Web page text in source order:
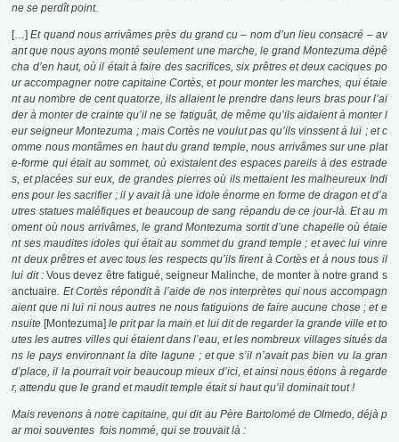
ne se perdît point.
[…] Et quand nous arrivâmes près du grand cu – nom d’un lieu consacré – av
ant que nous ayons monté seulement une marche, le grand Montezuma dépê
cha d’en haut, où il était à faire des sacrifices, six prêtres et deux caciques po
ur accompagner notre capitaine Cortès, et pour monter les marches, qui étaie
nt au nombre de cent quatorze, ils allaient le prendre dans leurs bras pour l’ai
der à monter de crainte qu’il ne se fatiguât, de même qu’ils aidaient à monter l
eur seigneur Montezuma ; mais Cortès ne voulut pas qu’ils vinssent à lui ; et c
omme nous montâmes en haut du grand temple, nous arrivâmes sur une plat
e-forme qui était au sommet, où existaient des espaces pareils à des estrade
s, et placées sur eux, de grandes pierres où ils mettaient les malheureux Indi
ens pour les sacrifier ; il y avait là une idole énorme en forme de dragon et d’a
utres statues maléfiques et beaucoup de sang répandu de ce jour-là. Et au m
oment où nous arrivâmes, le grand Montezuma sortit d’une chapelle où étaie
nt ses maudites idoles qui était au sommet du grand temple ; et avec lui vinre
nt deux prêtres et avec tous les respects qu’ils firent à Cortès et à nous tous il
lui dit :Vous devez être fatigué, seigneur Malinche, de monter à notre grand s
anctuaire. Et Cortès répondit à l’aide de nos interprètes qui nous accompagn
aient que ni lui ni nous autres ne nous fatiguions de faire aucune chose ; et e
nsuite [Montezuma] le prit par la main et lui dit de regarder la grande ville et to
utes les autres villes qui étaient dans l’eau, et les nombreux villages situés da
ns le pays environnant la dite lagune ; et que s’il n’avait pas bien vu la gran
d’place, il la pourrait voir beaucoup mieux d’ici, et ainsi nous étions à regarde
r, attendu que le grand et maudit temple était si haut qu’il dominait tout !
Mais revenons à notre capitaine, qui dit au Père Bartolomé de Olmedo, déjà p
ar moi souventes fois nommé, qui se trouvait là :